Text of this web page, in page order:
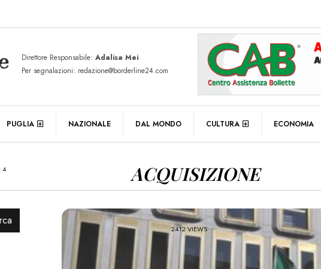
Direttore Responsabile: Adalisa Mei
Per segnalazioni: redazione@borderline24.com
PUGLIA NAZIONALE DAL MONDO CULTURA ECONOMIA
4 ACQUISIZIONE
2412 VIEWS